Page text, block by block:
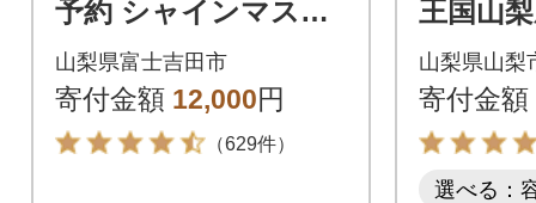
予約 シャインマスカ
ット 2～3房 計1kg以
上 厳選 山梨県産
山梨県富士吉田市
寄付金額 12,000円
（629件）
王国山
インマス
(1kg以
山梨県山梨
寄付金額
選べる：